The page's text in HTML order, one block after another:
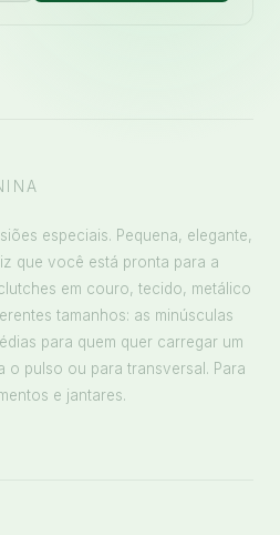
especiais. Pequena, elegante,
que você está pronta para a
em couro, tecido, metálico
tamanhos: as minúsculas
para quem quer carregar um
o pulso ou para transversal. Para
e jantares.